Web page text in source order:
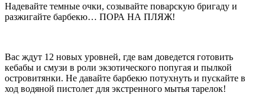
Надевайте темные очки, созывайте поварскую бригаду и
разжигайте барбекю… ПОРА НА ПЛЯЖ!
Вас ждут 12 новых уровней, где вам доведется готовить
кебабы и смузи в роли экзотического попугая и пылкой
островитянки. Не давайте барбекю потухнуть и пускайте в
ход водяной пистолет для экстренного мытья тарелок!